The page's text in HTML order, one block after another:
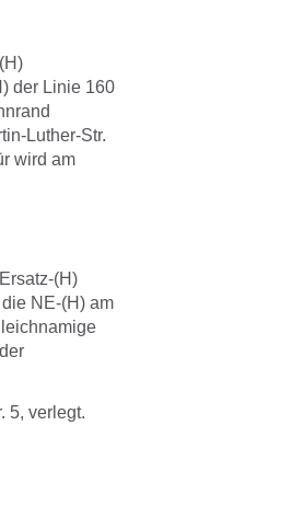
der Linie 160
Luther-Str.
wird am
(H)
NE-(H) am
5, verlegt.